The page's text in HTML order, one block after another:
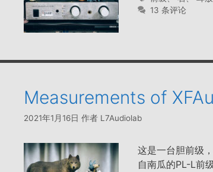
签
13 条评论
Measurements of
2021年1月16日 作者 L7Audiolab
这是一台胆前级
自南瓜的PL-L前